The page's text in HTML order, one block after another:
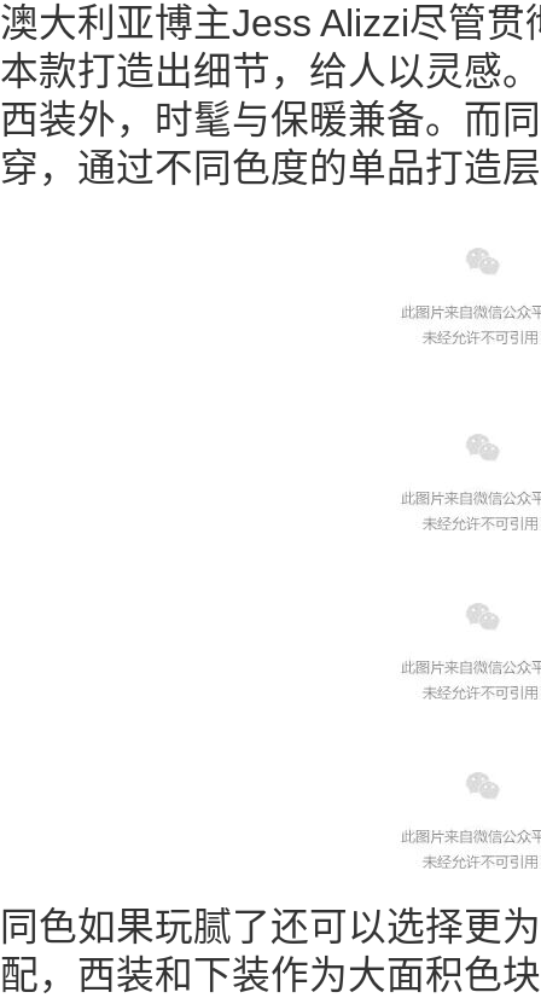
澳大利亚博主Jess Alizzi尽管
本款打造出细节，给人以灵感
西装外，时髦与保暖兼备。而
穿，通过不同色度的单品打造
同色如果玩腻了还可以选择更
配，西装和下装作为大面积色